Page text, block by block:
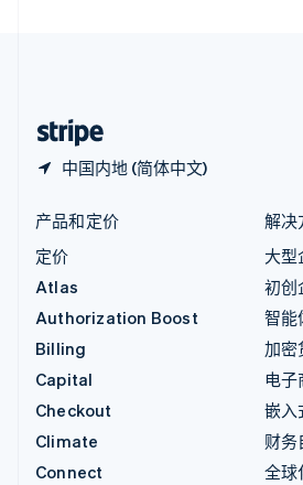
中国内地 (简体中文)
产品和定价
定价
Atlas
Authorization Boost
Billing
Capital
Checkout
Climate
Connect
解决
大型
初创
智能
加密
电子
嵌入
财务
全球